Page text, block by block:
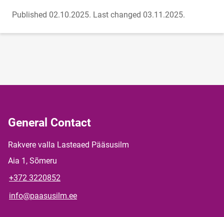
Published 02.10.2025. Last changed 03.11.2025.
General Contact
Rakvere valla Lasteaed Pääsusilm
Aia 1, Sõmeru
+372 3220852
info@paasusilm.ee